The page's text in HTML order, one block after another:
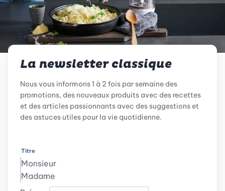
La newsletter classique
Nous vous informons 1 à 2 fois par semaine des
promotions, des nouveaux produits avec des recettes
et des articles passionnants avec des suggestions et
des astuces utiles pour la vie quotidienne.
Titre
Monsieur
Madame